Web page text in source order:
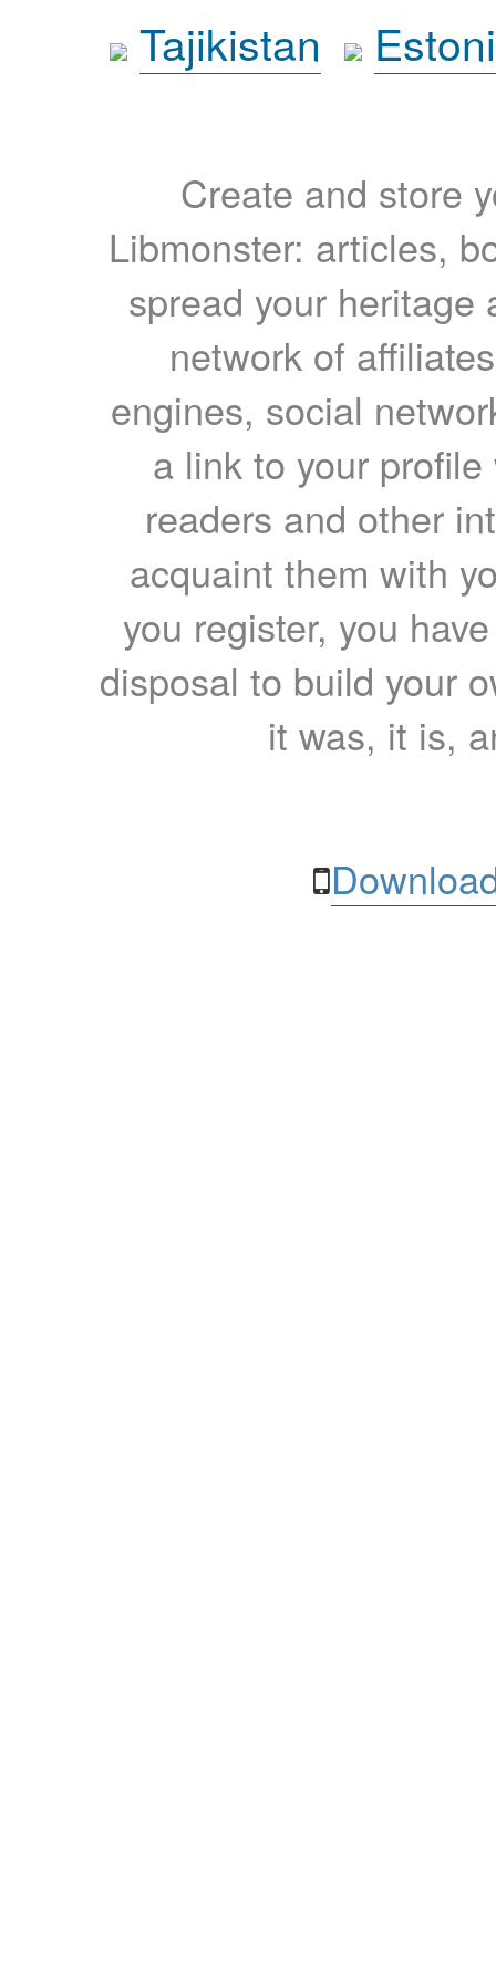
Tajikistan
Create and store
Libmonster: articles,
spread your heritage
network of
engines, social
a link to your
readers and other
acquaint them with
you register, you
disposal to build your
it was, it is,